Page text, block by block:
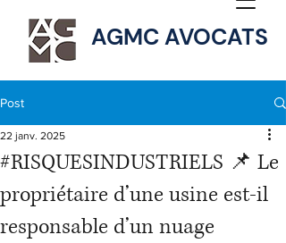
AGMC AVOCATS
Post
#RISQUESINDUSTRIELS 📌 Le
propriétaire d’une usine est-il
responsable d’un nuage
22 janv. 2025